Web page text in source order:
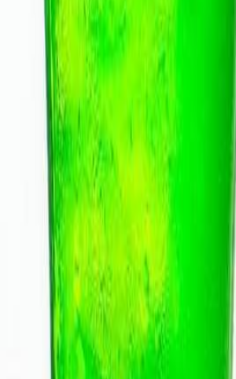
Argentina
Chile
México
Estados Unidos
Noruega
Bélgica
Uruguay
Arabia Saudita
Alemania
Irlanda
Fuente: Euromonitor International